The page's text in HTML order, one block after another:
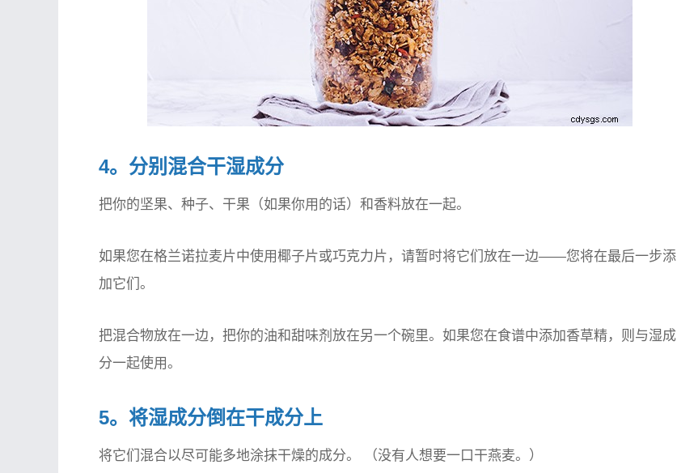
4。分别混合干湿成分
把你的坚果、种子、干果（如果你用的话）和香料放在一起。
如果您在格兰诺拉麦片中使用椰子片或巧克力片，请暂时将它们放在一边——您将在最后一步添
加它们。
把混合物放在一边，把你的油和甜味剂放在另一个碗里。如果您在食谱中添加香草精，则与湿成
分一起使用。
5。将湿成分倒在干成分上
将它们混合以尽可能多地涂抹干燥的成分。 （没有人想要一口干燕麦。）